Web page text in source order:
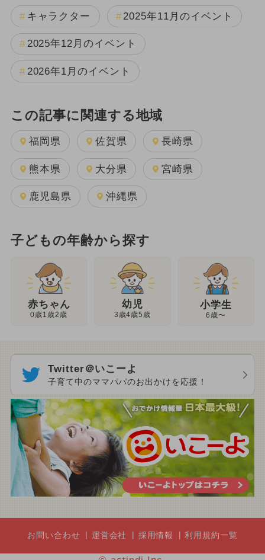
キャラクター 2025年11月のイベント
2025年12月のイベント
2026年1月のイベント
この記事に関連する地域
福岡県 佐賀県 長崎県
熊本県 大分県 宮崎県
鹿児島県 沖縄県
子どもの年齢から探す
赤ちゃん
0歳1歳2歳
幼児
3歳4歳5歳
小学生
6歳〜
Twitter＠いこーよ
子育て中のママパパのお出かけを応援！
お問い合わせ 運営会社 採用情報 利用規約一覧